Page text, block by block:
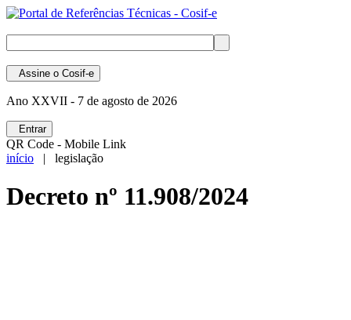
Assine o Cosif-e
Ano XXVII - 7 de agosto de 2026
Entrar
QR Code - Mobile Link
início | legislação
Decreto nº 11.908/2024